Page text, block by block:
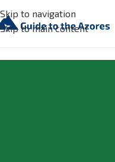
Skip to navigation
Skip to main content